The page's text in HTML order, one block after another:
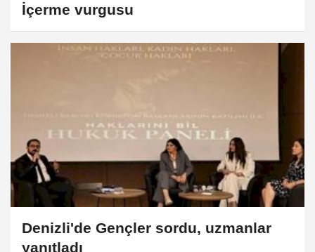
İçerme vurgusu
Denizli'de Gençler sordu, uzmanlar
yanıtladı